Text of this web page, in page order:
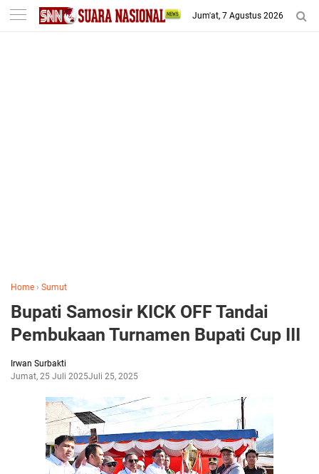
-->
Jum'at, 7 Agustus 2026
Home › Sumut
Bupati Samosir KICK OFF Tandai
Pembukaan Turnamen Bupati Cup III
Irwan Surbakti
Jumat, 25 Juli 2025Juli 25, 2025